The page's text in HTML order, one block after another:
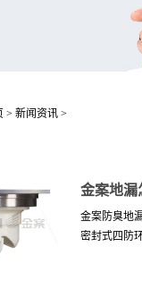
> 新闻资讯 >
金案地漏
金案防臭地
密封式四防